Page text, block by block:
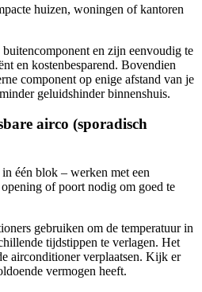
huizen, woningen of kantoren
en zijn eenvoudig te
en kostenbesparend. Bovendien
component op enige afstand van je
geluidshinder binnenshuis.
airco (sporadisch
één blok – werken met een
of poort nodig om goed te
gebruiken om de temperatuur in
tijdstippen te verlagen. Het
airconditioner verplaatsen. Kijk er
vermogen heeft.